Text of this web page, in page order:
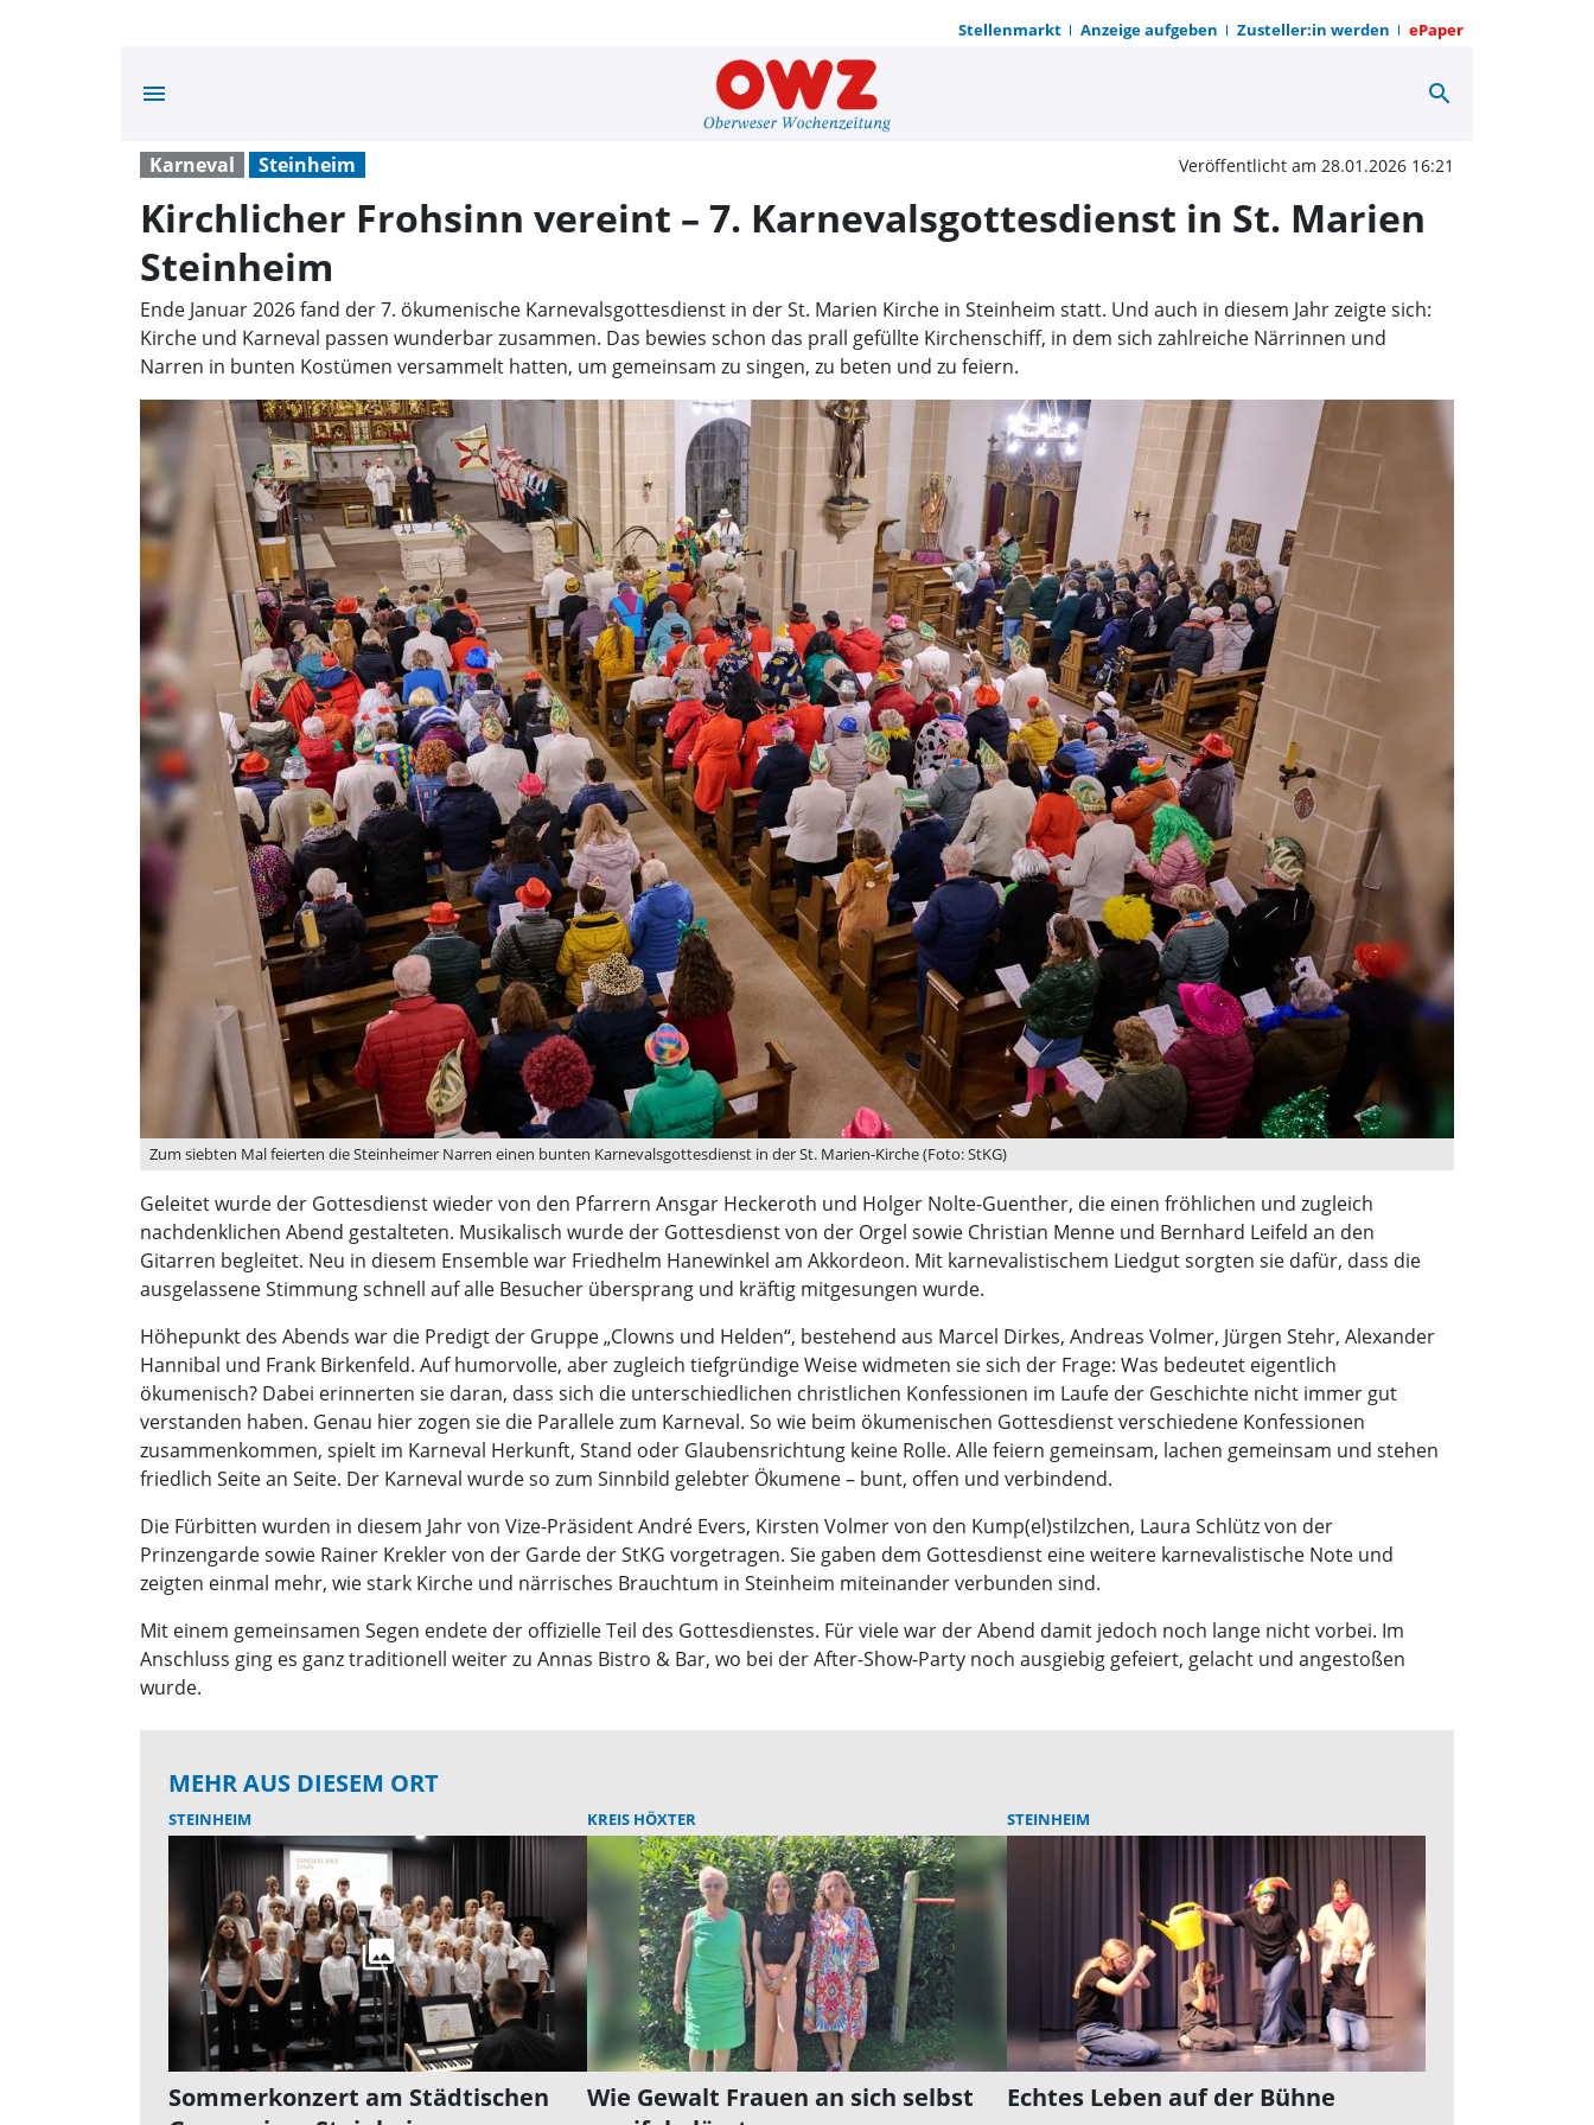
Stellenmarkt Anzeige aufgeben Zusteller:in werden ePaper
menu Kirchlicher Frohsinn vereint – 7.
search
Karneval Steinheim Veröffentlicht am 28.01.2026 16:21
Kirchlicher Frohsinn vereint – 7. Karnevalsgottesdienst in St. Marien
Steinheim
Ende Januar 2026 fand der 7. ökumenische Karnevalsgottesdienst in der St. Marien Kirche in Steinheim statt. Und auch in diesem Jahr zeigte sich:
Kirche und Karneval passen wunderbar zusammen. Das bewies schon das prall gefüllte Kirchenschiff, in dem sich zahlreiche Närrinnen und
Narren in bunten Kostümen versammelt hatten, um gemeinsam zu singen, zu beten und zu feiern.
Zum siebten Mal feierten die Steinheimer Narren einen bunten Karnevalsgottesdienst in der St. Marien-Kirche (Foto: StKG)
Geleitet wurde der Gottesdienst wieder von den Pfarrern Ansgar Heckeroth und Holger Nolte-Guenther, die einen fröhlichen und zugleich
nachdenklichen Abend gestalteten. Musikalisch wurde der Gottesdienst von der Orgel sowie Christian Menne und Bernhard Leifeld an den
Gitarren begleitet. Neu in diesem Ensemble war Friedhelm Hanewinkel am Akkordeon. Mit karnevalistischem Liedgut sorgten sie dafür, dass die
ausgelassene Stimmung schnell auf alle Besucher übersprang und kräftig mitgesungen wurde.
Höhepunkt des Abends war die Predigt der Gruppe „Clowns und Helden“, bestehend aus Marcel Dirkes, Andreas Volmer, Jürgen Stehr, Alexander
Hannibal und Frank Birkenfeld. Auf humorvolle, aber zugleich tiefgründige Weise widmeten sie sich der Frage: Was bedeutet eigentlich
ökumenisch? Dabei erinnerten sie daran, dass sich die unterschiedlichen christlichen Konfessionen im Laufe der Geschichte nicht immer gut
verstanden haben. Genau hier zogen sie die Parallele zum Karneval. So wie beim ökumenischen Gottesdienst verschiedene Konfessionen
zusammenkommen, spielt im Karneval Herkunft, Stand oder Glaubensrichtung keine Rolle. Alle feiern gemeinsam, lachen gemeinsam und stehen
friedlich Seite an Seite. Der Karneval wurde so zum Sinnbild gelebter Ökumene – bunt, offen und verbindend.
Die Fürbitten wurden in diesem Jahr von Vize-Präsident André Evers, Kirsten Volmer von den Kump(el)stilzchen, Laura Schlütz von der
Prinzengarde sowie Rainer Krekler von der Garde der StKG vorgetragen. Sie gaben dem Gottesdienst eine weitere karnevalistische Note und
zeigten einmal mehr, wie stark Kirche und närrisches Brauchtum in Steinheim miteinander verbunden sind.
Mit einem gemeinsamen Segen endete der offizielle Teil des Gottesdienstes. Für viele war der Abend damit jedoch noch lange nicht vorbei. Im
Anschluss ging es ganz traditionell weiter zu Annas Bistro & Bar, wo bei der After-Show-Party noch ausgiebig gefeiert, gelacht und angestoßen
wurde.
MEHR AUS DIESEM ORT
STEINHEIM
Sommerkonzert am Städtischen
KREIS HÖXTER
Wie Gewalt Frauen an sich selbst
STEINHEIM
Echtes Leben auf der Bühne